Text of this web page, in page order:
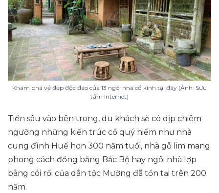
Khám phá vẻ đẹp độc đáo của 13 ngôi nhà cổ kính tại đây (Ảnh: Sưu
tầm Internet)
Tiến sâu vào bên trong, du khách sẽ có dịp chiêm
ngưỡng những kiến trúc cổ quý hiếm như nhà
cung đình Huế hơn 300 năm tuổi, nhà gỗ lim mang
phong cách đồng bằng Bắc Bộ hay ngôi nhà lợp
bằng cói rối của dân tộc Mường đã tồn tại trên 200
năm.